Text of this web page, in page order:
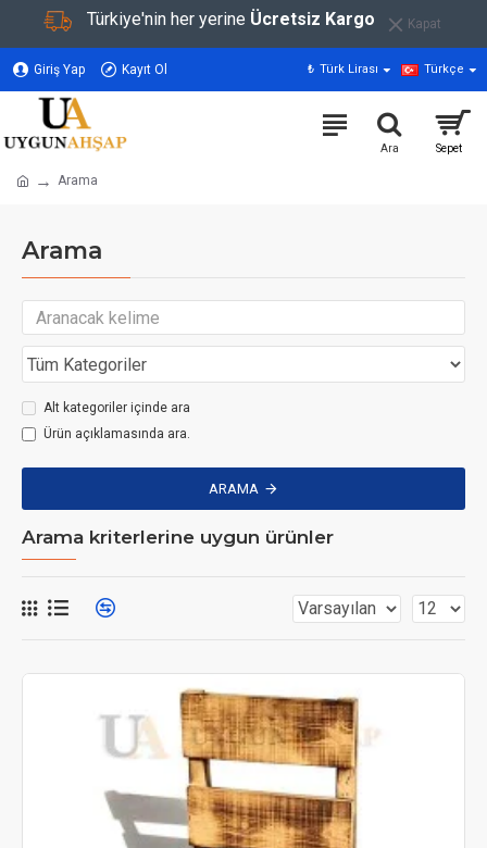
Türkiye'nin her yerine Ücretsiz Kargo Kapat
Giriş Yap Kayıt Ol ₺ Türk Lirası Türkçe
Arama
Arama
Alt kategoriler içinde ara
Ürün açıklamasında ara.
ARAMA
Arama kriterlerine uygun ürünler